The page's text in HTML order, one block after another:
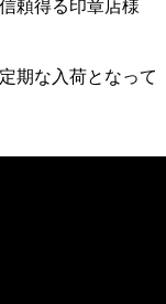
頼得る印章店様
期な入荷となって